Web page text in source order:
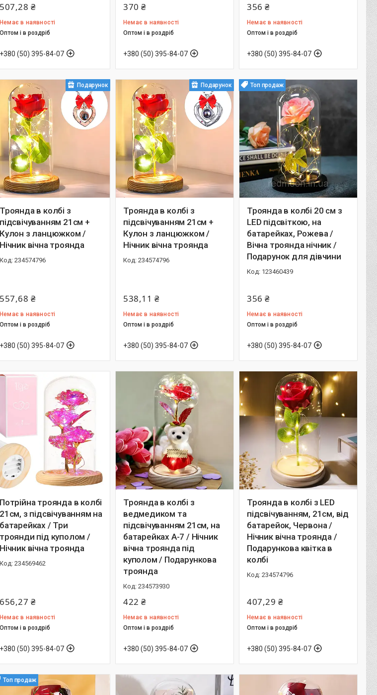
507,28 ₴
Немає в наявності
Оптом і в роздріб
+380 (50) 395-84-07
370 ₴
Немає в наявності
Оптом і в роздріб
+380 (50) 395-84-07
356 ₴
Немає в наявності
Оптом і в роздріб
+380 (50) 395-84-07
Подарунок
Троянда в колбі з
підсвічуванням 21см +
Кулон з ланцюжком /
Нічник вічна троянда
234574796
557,68 ₴
Немає в наявності
Оптом і в роздріб
+380 (50) 395-84-07
Подарунок
Троянда в колбі з
підсвічуванням 21см +
Кулон з ланцюжком /
Нічник вічна троянда
234574796
538,11 ₴
Немає в наявності
Оптом і в роздріб
+380 (50) 395-84-07
Топ продаж
Троянда в колбі 20 см з
LED підсвіткою, на
батарейках, Рожева /
Вічна троянда нічник /
Подарунок для дівчини
123460439
356 ₴
Немає в наявності
Оптом і в роздріб
+380 (50) 395-84-07
Потрійна троянда в колбі
21см, з підсвічуванням на
батарейках / Три
троянди під куполом /
Нічник вічна троянда
234569462
656,27 ₴
Немає в наявності
Оптом і в роздріб
+380 (50) 395-84-07
Троянда в колбі з
ведмедиком та
підсвічуванням 21см, на
батарейках A-7 / Нічник
вічна троянда під
куполом / Подарункова
троянда
234573930
422 ₴
Немає в наявності
Оптом і в роздріб
+380 (50) 395-84-07
Троянда в колбі з LED
підсвічуванням, 21см, від
батарейок, Червона /
Нічник вічна троянда /
Подарункова квітка в
колбі
234574796
407,29 ₴
Немає в наявності
Оптом і в роздріб
+380 (50) 395-84-07
Топ продаж